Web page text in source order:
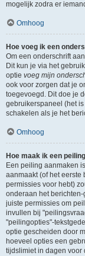
mogelijk zodra er
Omhoog
Hoe voeg ik een
Om een onderschrift
Dit kun je via het
optie voeg mijn
ook voor zorgen dat je
toegevoegd. Dit doe je
gebruikerspaneel (het
schakelen als je het
Omhoog
Hoe maak ik een
Een peiling aanmaken
aanmaakt (of het
permissies voor hebt)
onderaan het
juiste permissies om
invullen bij
"peilingopties"-
optie gescheiden door
hoeveel opties een
tijdslimiet in dagen